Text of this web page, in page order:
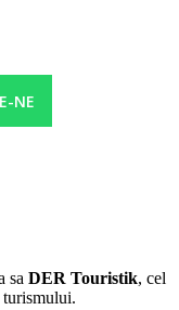
17.00)
(10:00 a.m.-11:00 p.m.)
climatica in functie de
pretul turului si trebuie
NE
sa DER Touristik, cel
turismului.